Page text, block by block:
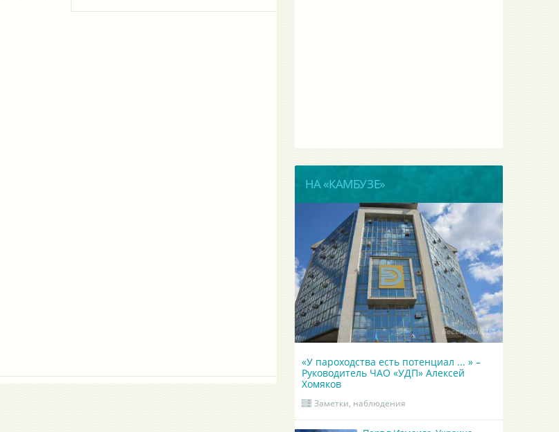
НА «КАМБУЗЕ»
«У пароходства есть потенциал ... » –
Руководитель ЧАО «УДП» Алексей
Хомяков
Заметки, наблюдения